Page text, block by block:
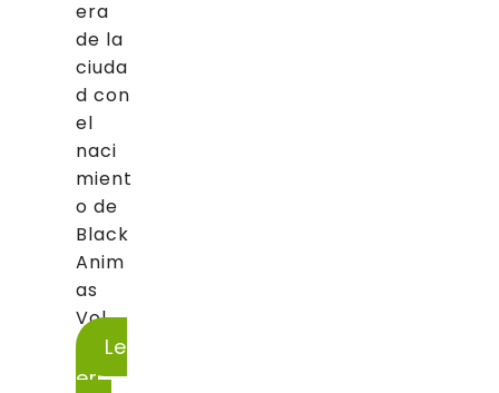
era
de la
ciuda
d con
el
naci
mient
o de
Black
Anim
as
Vol....
Le
er